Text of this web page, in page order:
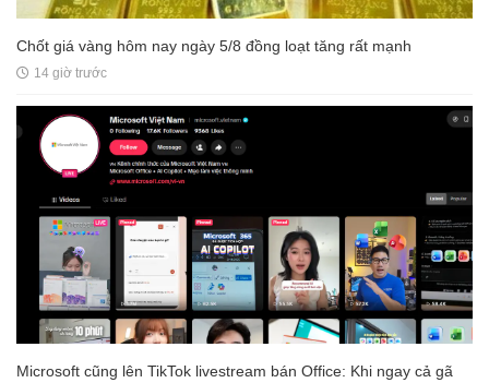
Chốt giá vàng hôm nay ngày 5/8 đồng loạt tăng rất mạnh
14 giờ trước
Microsoft cũng lên TikTok livestream bán Office: Khi ngay cả gã